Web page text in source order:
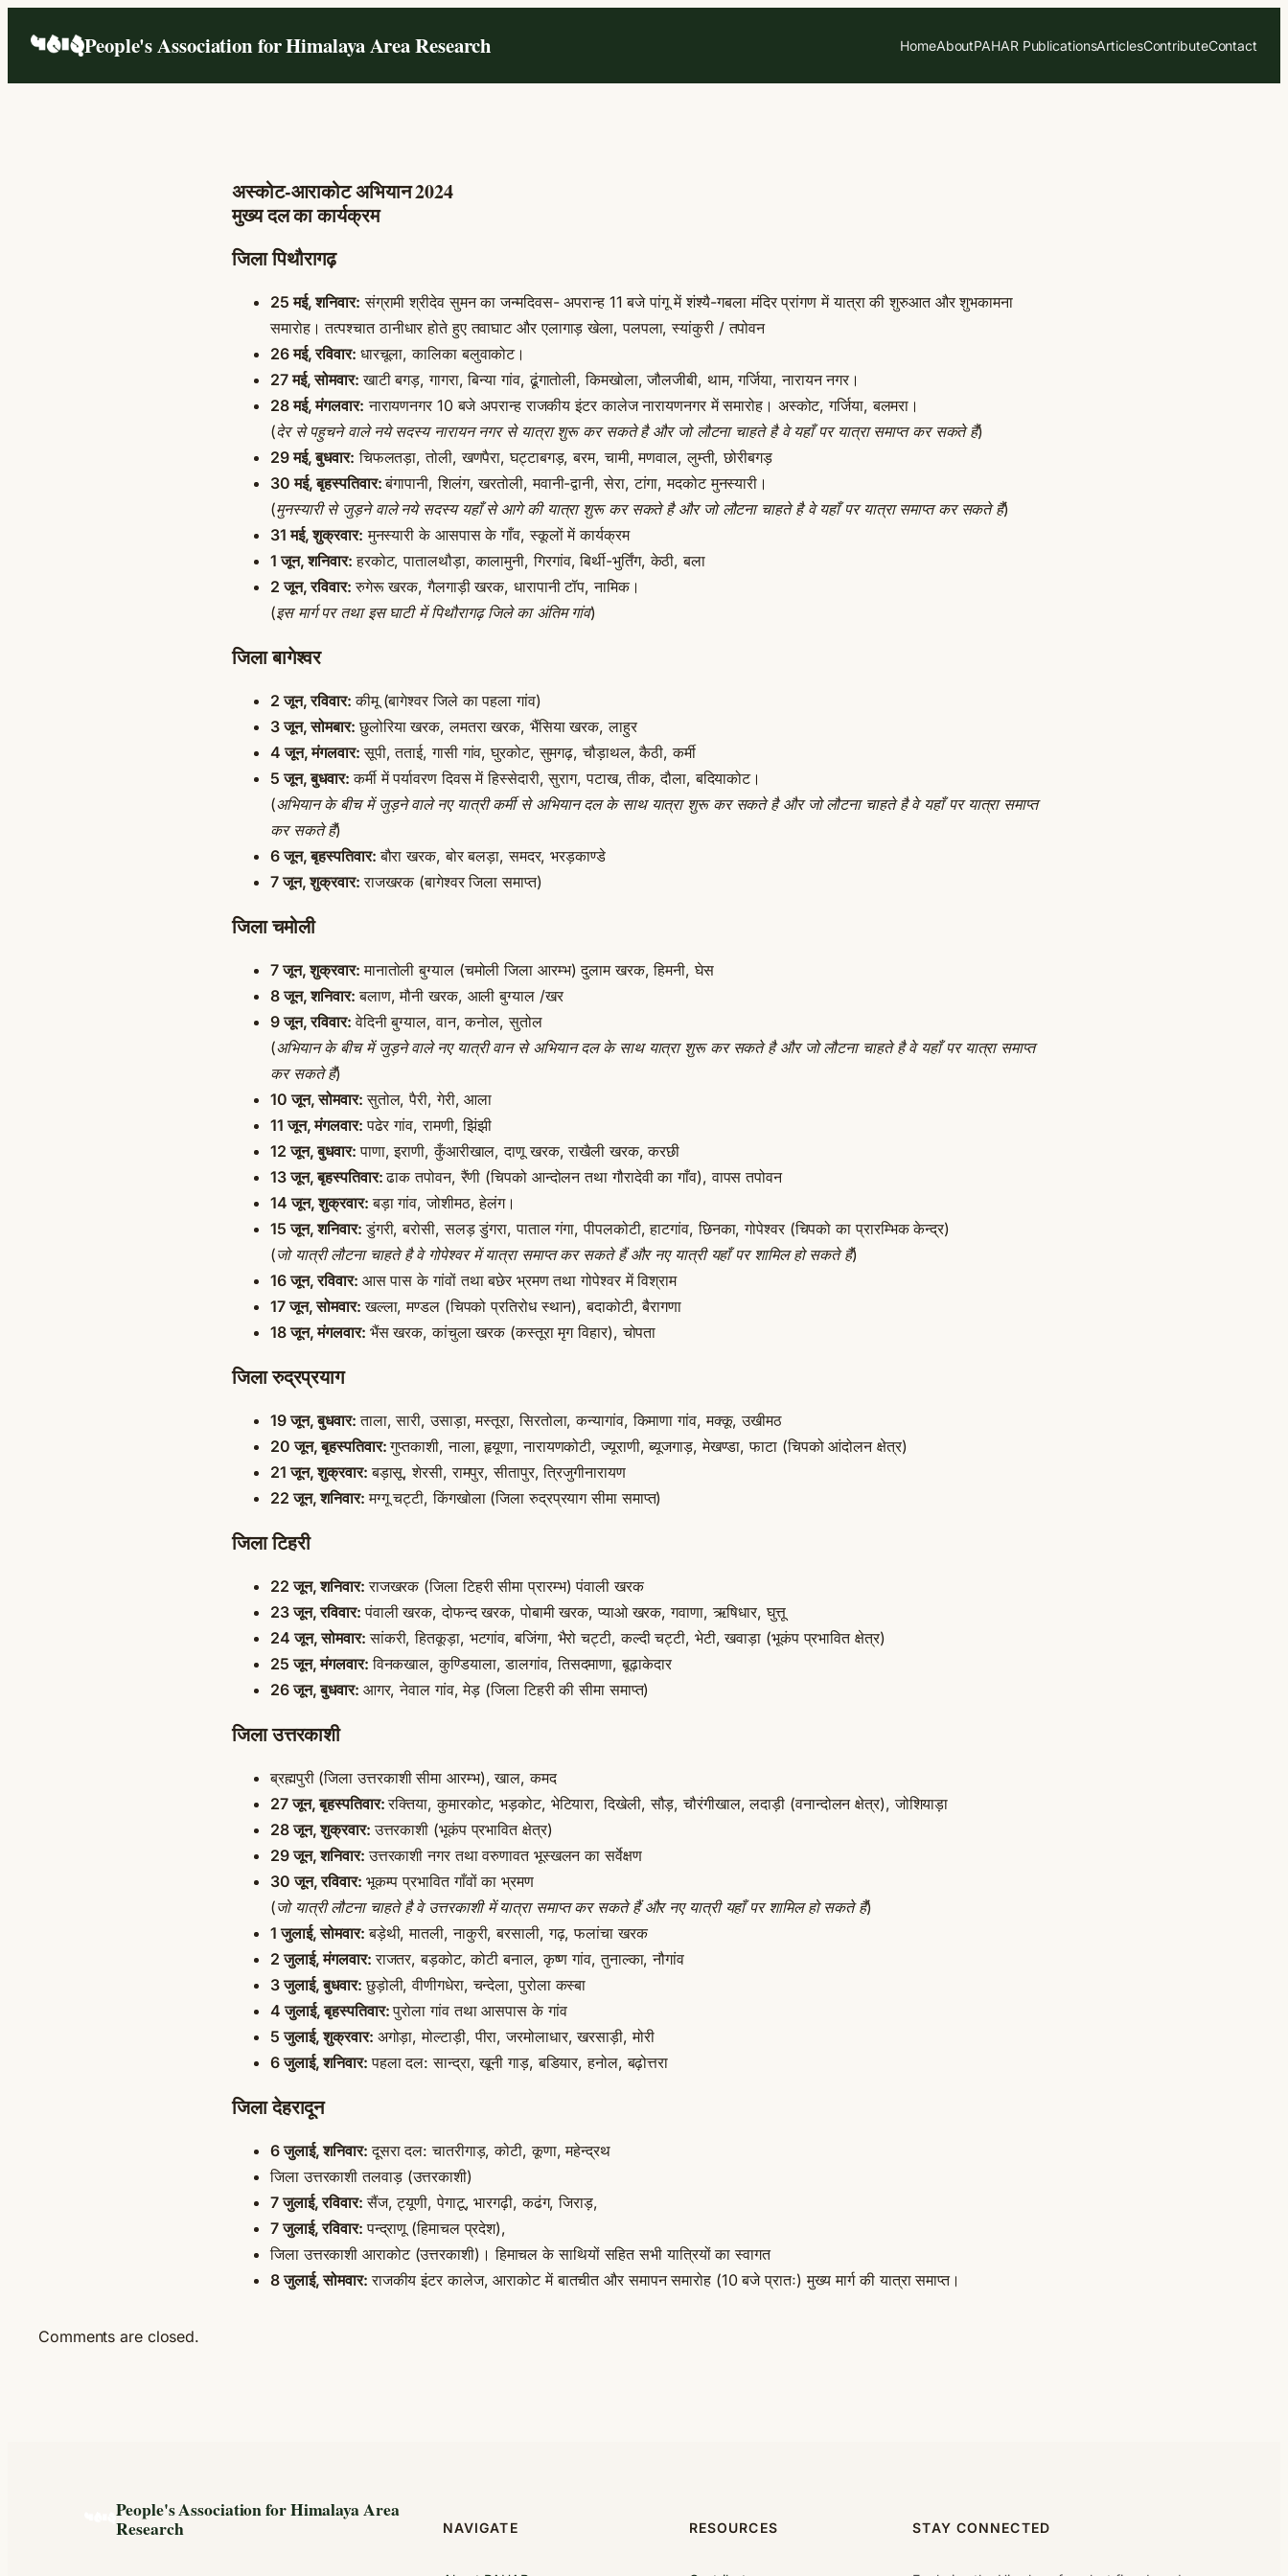
People's Association for Himalaya Area Research HomeAboutPAHAR PublicationsArticlesContributeContact
अस्कोट-आराकोट अभियान 2024
मुख्य दल का कार्यक्रम
जिला पिथौरागढ़
25 मई, शनिवार: संग्रामी श्रीदेव सुमन का जन्मदिवस- अपरान्ह 11 बजे पांगू में शंश्यै-गबला मंदिर प्रांगण में यात्रा की शुरुआत और शुभकामना
समारोह। तत्पश्चात ठानीधार होते हुए तवाघाट और एलागाड़ खेला, पलपला, स्यांकुरी / तपोवन
26 मई, रविवार: धारचूला, कालिका बलुवाकोट।
27 मई, सोमवार:खाटी बगड़, गागरा, बिन्या गांव, ढूंगातोली, किमखोला, जौलजीबी, थाम, गर्जिया, नारायन नगर।
28 मई, मंगलवार: नारायणनगर 10 बजे अपरान्ह राजकीय इंटर कालेज नारायणनगर में समारोह। अस्कोट, गर्जिया, बलमरा।
(देर से पहुचने वाले नये सदस्य नारायन नगर से यात्रा शुरू कर सकते है और जो लौटना चाहते है वे यहाँ पर यात्रा समाप्त कर सकते हैं)
29 मई, बुधवार: चिफलतड़ा, तोली, खणपैरा, घट्टाबगड़, बरम, चामी, मणवाल, लुम्ती, छोरीबगड़
30 मई, बृहस्पतिवार:बंगापानी, शिलंग, खरतोली, मवानी-द्वानी, सेरा, टांगा, मदकोट मुनस्यारी।
(मुनस्यारी से जुड़ने वाले नये सदस्य यहाँ से आगे की यात्रा शुरू कर सकते है और जो लौटना चाहते है वे यहाँ पर यात्रा समाप्त कर सकते हैं)
31 मई, शुक्रवार: मुनस्यारी के आसपास के गाँव, स्कूलों में कार्यक्रम
1 जून, शनिवार:हरकोट, पातालथौड़ा, कालामुनी, गिरगांव, बिर्थी-भुर्तिंग, केठी, बला
2 जून, रविवार:रुगेरू खरक, गैलगाड़ी खरक, धारापानी टॉप, नामिक।
(इस मार्ग पर तथा इस घाटी में पिथौरागढ़ जिले का अंतिम गांव)
जिला बागेश्वर
2 जून, रविवार:कीमू (बागेश्वर जिले का पहला गांव)
3 जून, सोमबार:छुलोरिया खरक, लमतरा खरक, भैंसिया खरक, लाहुर
4 जून, मंगलवार:सूपी, तताई, गासी गांव, घुरकोट, सुमगढ़, चौड़ाथल, कैठी, कर्मी
5 जून, बुधवार:कर्मी में पर्यावरण दिवस में हिस्सेदारी, सुराग, पटाख, तीक, दौला, बदियाकोट।
(अभियान के बीच में जुड़ने वाले नए यात्री कर्मी से अभियान दल के साथ यात्रा शुरू कर सकते है और जो लौटना चाहते है वे यहाँ पर यात्रा समाप्त
कर सकते हैं)
6 जून, बृहस्पतिवार:बौरा खरक, बोर बलड़ा, समदर, भरड़काण्डे
7 जून, शुक्रवार:राजखरक (बागेश्वर जिला समाप्त)
जिला चमोली
7 जून, शुक्रवार:मानातोली बुग्याल (चमोली जिला आरम्भ) दुलाम खरक, हिमनी, घेस
8 जून, शनिवार:बलाण, मौनी खरक, आली बुग्याल /खर
9 जून, रविवार:वेदिनी बुग्याल, वान, कनोल, सुतोल
(अभियान के बीच में जुड़ने वाले नए यात्री वान से अभियान दल के साथ यात्रा शुरू कर सकते है और जो लौटना चाहते है वे यहाँ पर यात्रा समाप्त
कर सकते हैं)
10 जून, सोमवार:सुतोल, पैरी, गेरी, आला
11 जून, मंगलवार:पढेर गांव, रामणी, झिंझी
12 जून, बुधवार:पाणा, इराणी, कुँआरीखाल, दाणू खरक, राखैली खरक, करछी
13 जून, बृहस्पतिवार:ढाक तपोवन, रैंणी (चिपको आन्दोलन तथा गौरादेवी का गाँव), वापस तपोवन
14 जून, शुक्रवार:बड़ा गांव, जोशीमठ, हेलंग।
15 जून, शनिवार:डुंगरी, बरोसी, सलड़ डुंगरा, पाताल गंगा, पीपलकोटी, हाटगांव, छिनका, गोपेश्वर (चिपको का प्रारम्भिक केन्द्र)
(जो यात्री लौटना चाहते है वे गोपेश्वर में यात्रा समाप्त कर सकते हैं और नए यात्री यहाँ पर शामिल हो सकते हैं)
16 जून, रविवार: आस पास के गांवों तथा बछेर भ्रमण तथा गोपेश्वर में विश्राम
17 जून, सोमवार:खल्ला, मण्डल (चिपको प्रतिरोध स्थान), बदाकोटी, बैरागणा
18 जून, मंगलवार: भैंस खरक, कांचुला खरक (कस्तूरा मृग विहार), चोपता
जिला रुद्रप्रयाग
19 जून, बुधवार:ताला, सारी, उसाड़ा, मस्तूरा, सिरतोला, कन्यागांव, किमाणा गांव, मक्कू, उखीमठ
20 जून, बृहस्पतिवार:गुप्तकाशी, नाला, हृयूणा, नारायणकोटी, ज्यूराणी, ब्यूजगाड़, मेखण्डा, फाटा (चिपको आंदोलन क्षेत्र)
21 जून, शुक्रवार:बड़ासू, शेरसी, रामपुर, सीतापुर, त्रिजुगीनारायण
22 जून, शनिवार:मग्गू चट्टी, किंगखोला (जिला रुद्रप्रयाग सीमा समाप्त)
जिला टिहरी
22 जून, शनिवार:राजखरक (जिला टिहरी सीमा प्रारम्भ) पंवाली खरक
23 जून, रविवार:पंवाली खरक, दोफन्द खरक, पोबामी खरक, प्याओ खरक, गवाणा, ऋषिधार, घुत्तू
24 जून, सोमवार:सांकरी, हितकूड़ा, भटगांव, बजिंगा, भैरो चट्टी, कल्दी चट्टी, भेटी, खवाड़ा (भूकंप प्रभावित क्षेत्र)
25 जून, मंगलवार:विनकखाल, कुण्डियाला, डालगांव, तिसदमाणा, बूढ़ाकेदार
26 जून, बुधवार: आगर, नेवाल गांव, मेड़ (जिला टिहरी की सीमा समाप्त)
जिला उत्तरकाशी
ब्रह्मपुरी (जिला उत्तरकाशी सीमा आरम्भ), खाल, कमद
27 जून, बृहस्पतिवार:रक्तिया, कुमारकोट, भड़कोट, भेटियारा, दिखेली, सौड़, चौरंगीखाल, लदाड़ी (वनान्दोलन क्षेत्र), जोशियाड़ा
28 जून, शुक्रवार:उत्तरकाशी (भूकंप प्रभावित क्षेत्र)
29 जून, शनिवार:उत्तरकाशी नगर तथा वरुणावत भूस्खलन का सर्वेक्षण
30 जून, रविवार: भूकम्प प्रभावित गाँवों का भ्रमण
(जो यात्री लौटना चाहते है वे उत्तरकाशी में यात्रा समाप्त कर सकते हैं और नए यात्री यहाँ पर शामिल हो सकते हैं)
1 जुलाई, सोमवार:बड़ेथी, मातली, नाकुरी, बरसाली, गढ़, फलांचा खरक
2 जुलाई, मंगलवार:राजतर, बड़कोट, कोटी बनाल, कृष्ण गांव, तुनाल्का, नौगांव
3 जुलाई, बुधवार:छुड़ोली, वीणीगधेरा, चन्देला, पुरोला कस्बा
4 जुलाई, बृहस्पतिवार:पुरोला गांव तथा आसपास के गांव
5 जुलाई, शुक्रवार: अगोड़ा, मोल्टाड़ी, पीरा, जरमोलाधार, खरसाड़ी, मोरी
6 जुलाई, शनिवार:पहला दल: सान्द्रा, खूनी गाड़, बडियार, हनोल, बढ़ोत्तरा
जिला देहरादून
6 जुलाई, शनिवार:दूसरा दल: चातरीगाड़, कोटी, कूणा, महेन्द्रथ
जिला उत्तरकाशी तलवाड़ (उत्तरकाशी)
7 जुलाई, रविवार:सैंज, ट्यूणी, पेगाटू, भारगढ़ी, कढंग, जिराड़,
7 जुलाई, रविवार:पन्द्राणू (हिमाचल प्रदेश),
जिला उत्तरकाशी आराकोट (उत्तरकाशी)। हिमाचल के साथियों सहित सभी यात्रियों का स्वागत
8 जुलाई, सोमवार:राजकीय इंटर कालेज, आराकोट में बातचीत और समापन समारोह (10 बजे प्रातः) मुख्य मार्ग की यात्रा समाप्त।
Comments are closed.
People's Association for Himalaya Area
Research NAVIGATE RESOURCES STAY CONNECTED